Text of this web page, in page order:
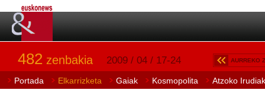
482 zenbakia 2009 / 04 / 17-24 AURREKO
Portada Elkarrizketa Gaiak Kosmopolita Atzoko Irudiak